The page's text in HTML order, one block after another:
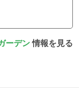
ーデン情報を見る